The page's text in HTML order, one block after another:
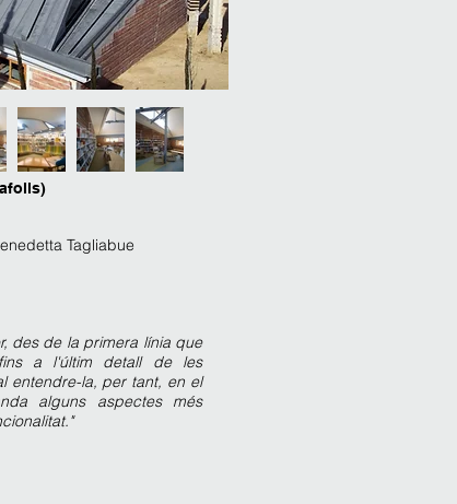
Tagliabue
des de la primera línia que
a l'últim detall de les
entendre-la, per tant, en el
alguns aspectes més